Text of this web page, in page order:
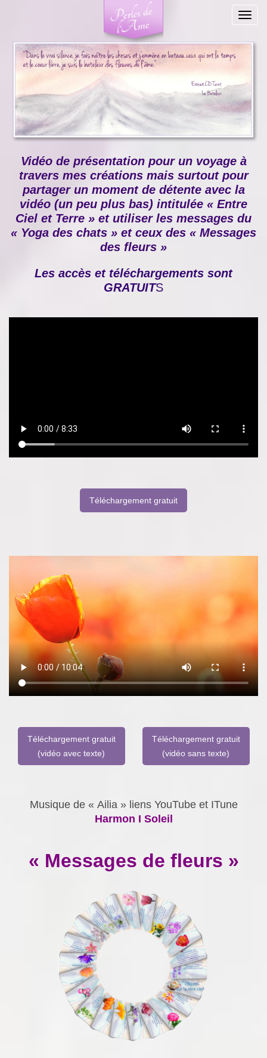
Vidéo de présentation pour un voyage à
travers mes créations mais surtout pour
partager un moment de détente avec la
vidéo (un peu plus bas) intitulée « Entre
Ciel et Terre » et utiliser les messages du
« Yoga des chats » et ceux des « Messages
des fleurs »
Les accès et téléchargements sont
GRATUITS
Téléchargement gratuit
Téléchargement gratuit
(vidéo avec texte)
Téléchargement gratuit
(vidéo sans texte)
Musique de « Ailia » liens YouTube et ITune
Harmon I Soleil
« Messages de fleurs »